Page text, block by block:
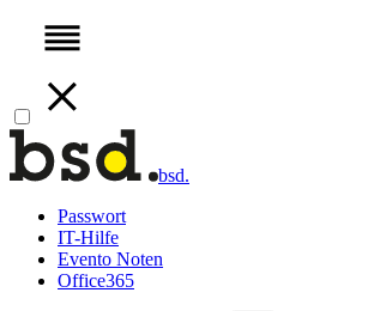
bsd.
Passwort
IT-Hilfe
Evento Noten
Office365